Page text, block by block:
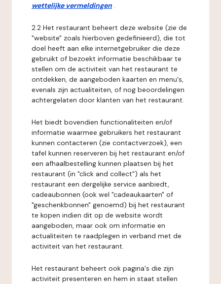
wettelijke vermeldingen .
2.2 Het restaurant beheert deze website (zie de
"website" zoals hierboven gedefinieerd), die tot
doel heeft aan elke internetgebruiker die deze
gebruikt of bezoekt informatie beschikbaar te
stellen om de activiteit van het restaurant te
ontdekken, de aangeboden kaarten en menu's,
evenals zijn actualiteiten, of nog beoordelingen
achtergelaten door klanten van het restaurant.
Het biedt bovendien functionaliteiten en/of
informatie waarmee gebruikers het restaurant
kunnen contacteren (zie contactverzoek), een
tafel kunnen reserveren bij het restaurant en/of
een afhaalbestelling kunnen plaatsen bij het
restaurant (in "click and collect") als het
restaurant een dergelijke service aanbiedt,
cadeaubonnen (ook wel "cadeaukaarten" of
"geschenkbonnen" genoemd) bij het restaurant
te kopen indien dit op de website wordt
aangeboden, maar ook om informatie en
actualiteiten te raadplegen in verband met de
activiteit van het restaurant.
Het restaurant beheert ook pagina's die zijn
activiteit presenteren en hem in staat stellen